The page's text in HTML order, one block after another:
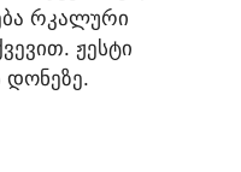
რკალური
ჟესტი
დონეზე.